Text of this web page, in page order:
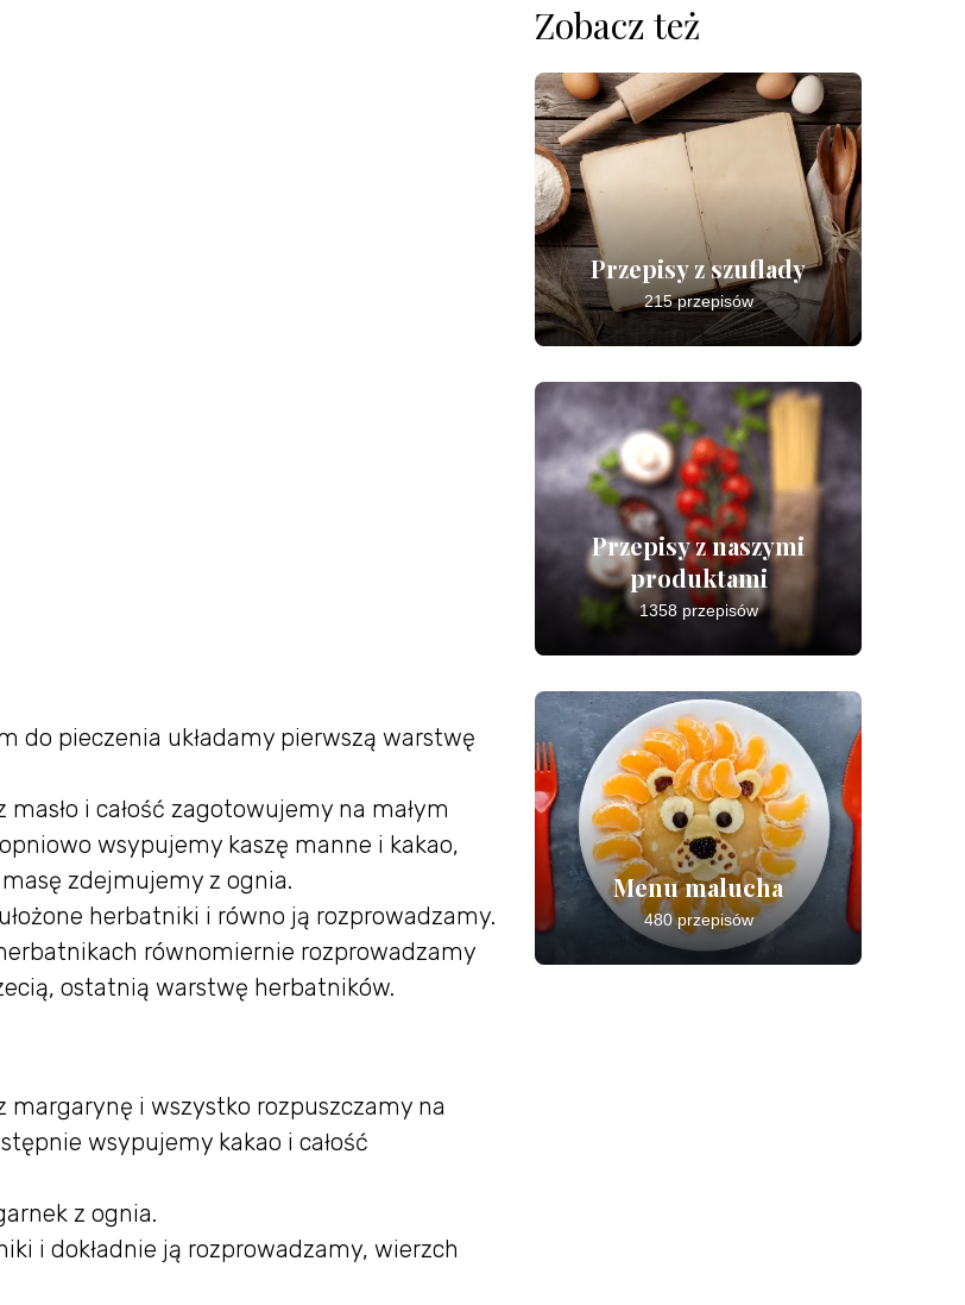
do pieczenia układamy pierwszą warstwę
i całość zagotowujemy na małym
wsypujemy kaszę manne i kakao,
zdejmujemy z ognia.
herbatniki i równo ją rozprowadzamy.
równomiernie rozprowadzamy
ostatnią warstwę herbatników.
i wszystko rozpuszczamy na
wsypujemy kakao i całość
z ognia.
i dokładnie ją rozprowadzamy, wierzch
Zobacz też
Przepisy z szuflady
215 przepisów
Przepisy z naszymi
produktami
1358 przepisów
Menu malucha
480 przepisów